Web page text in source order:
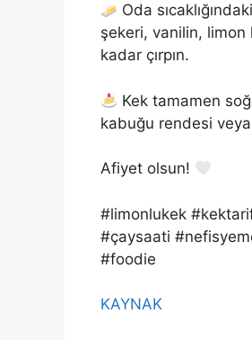
Oda
şekeri, vanilin, limon
kadar çırpın.
Kek tamamen
kabuğu rendesi
Afiyet olsun!
#limonlukek
#çaysaati
#foodie
KAYNAK